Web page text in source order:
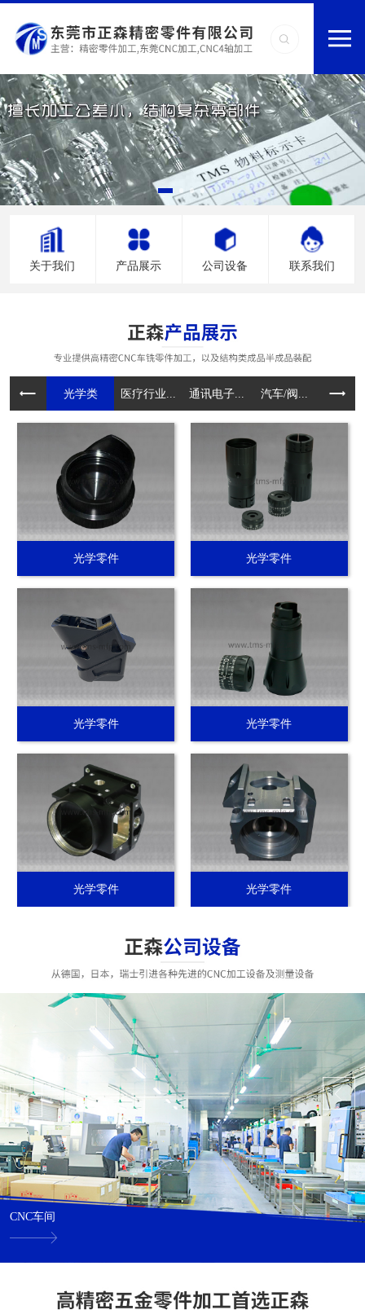
关于我们 产品展示 公司设备 联系我们
光学类 医疗行业... 通讯电子... 汽车/阀... 电动工
光学零件 光学零件
光学零件 光学零件
光学零件 光学零件
CNC车间